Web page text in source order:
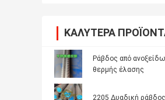
ΚΑΛΎΤΕΡΑ
Ράβδος από
θερμής έλασης
2205 Δυαδική